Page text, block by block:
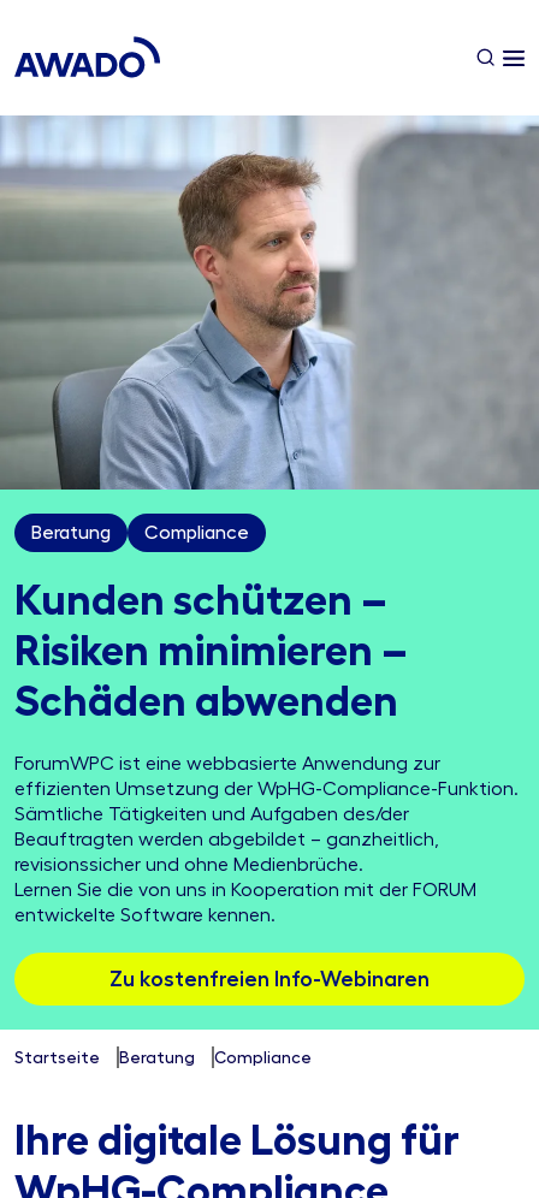
Beratung Compliance
Kunden schützen –
Risiken minimieren –
Schäden abwenden
ForumWPC ist eine webbasierte Anwendung zur
effizienten Umsetzung der WpHG-Compliance-Funktion.
Sämtliche Tätigkeiten und Aufgaben des/der
Beauftragten werden abgebildet – ganzheitlich,
revisionssicher und ohne Medienbrüche.
Lernen Sie die von uns in Kooperation mit der FORUM
entwickelte Software kennen.
Zu kostenfreien Info-Webinaren
Startseite Beratung Compliance
Ihre digitale Lösung für